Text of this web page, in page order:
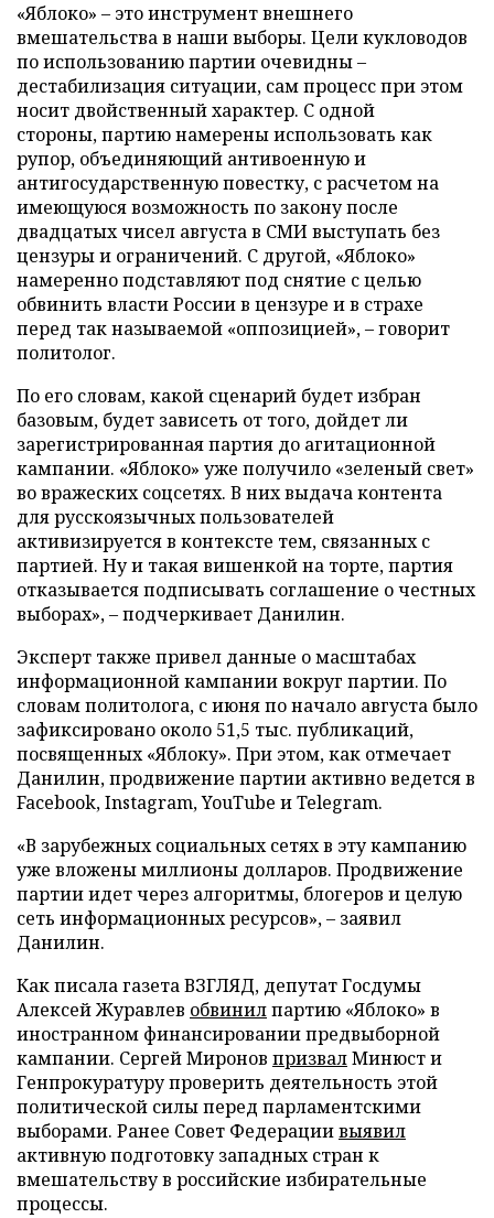
«Яблоко» – это инструмент внешнего
вмешательства в наши выборы. Цели кукловодов
по использованию партии очевидны –
дестабилизация ситуации, сам процесс при этом
носит двойственный характер. С одной
стороны, партию намерены использовать как
рупор, объединяющий антивоенную и
антигосударственную повестку, с расчетом на
имеющуюся возможность по закону после
двадцатых чисел августа в СМИ выступать без
цензуры и ограничений. С другой, «Яблоко»
намеренно подставляют под снятие с целью
обвинить власти России в цензуре и в страхе
перед так называемой «оппозицией», – говорит
политолог.
По его словам, какой сценарий будет избран
базовым, будет зависеть от того, дойдет ли
зарегистрированная партия до агитационной
кампании. «Яблоко» уже получило «зеленый свет»
во вражеских соцсетях. В них выдача контента
для русскоязычных пользователей
активизируется в контексте тем, связанных с
партией. Ну и такая вишенкой на торте, партия
отказывается подписывать соглашение о честных
выборах», – подчеркивает Данилин.
Эксперт также привел данные о масштабах
информационной кампании вокруг партии. По
словам политолога, с июня по начало августа было
зафиксировано около 51,5 тыс. публикаций,
посвященных «Яблоку». При этом, как отмечает
Данилин, продвижение партии активно ведется в
Facebook, Instagram, YouTube и Telegram.
«В зарубежных социальных сетях в эту кампанию
уже вложены миллионы долларов. Продвижение
партии идет через алгоритмы, блогеров и целую
сеть информационных ресурсов», – заявил
Данилин.
Как писала газета ВЗГЛЯД, депутат Госдумы
Алексей Журавлев обвинилпартию «Яблоко» в
иностранном финансировании предвыборной
кампании. Сергей Миронов призвалМинюст и
Генпрокуратуру проверить деятельность этой
политической силы перед парламентскими
выборами. Ранее Совет Федерациивыявил
активную подготовку западных стран к
вмешательству в российские избирательные
процессы.